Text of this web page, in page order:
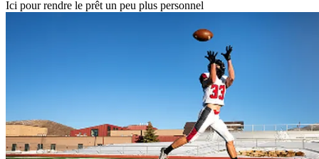
Ici pour rendre le prêt un peu plus personnel